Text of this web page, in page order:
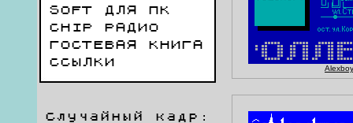
SOFT ДЛЯ ПК
CHIP РАДИО
ГОСТЕВАЯ КНИГА
ССЫЛКИ
Случайный кадр: